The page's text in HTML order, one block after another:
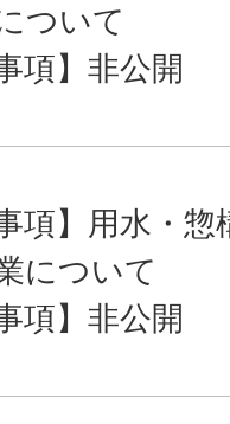
ついて
項】非公開
項】用水・惣
について
項】非公開